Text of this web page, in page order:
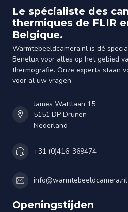
Le spécialiste des
thermiques de FLIR
Belgique.
Warmtebeeldcamera.nl is dé
Benelux voor alles op het gebied
thermografie. Onze experts staan
voor al uw vragen.
James Wattlaan 15
5151 DP Drunen
Nederland
+31 (0)416-369474
info@warmtebeeldcamera.nl
Openingstijden